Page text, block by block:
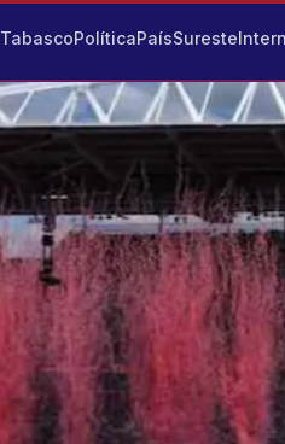
TabascoPolíticaPaísSureste